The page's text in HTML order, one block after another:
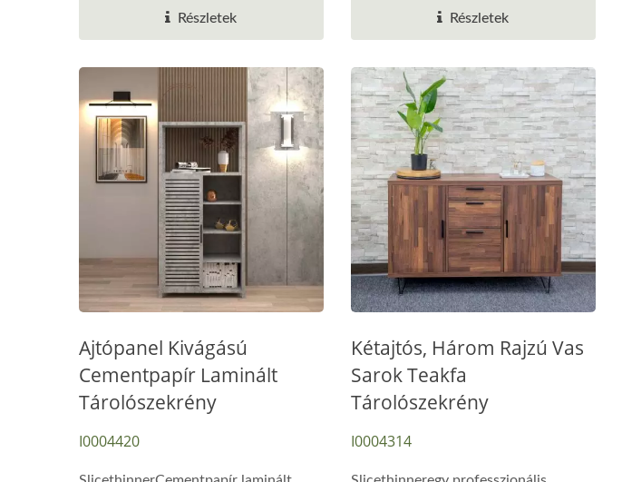
Részletek Részletek
Ajtópanel Kivágású
Cementpapír Laminált
Tárolószekrény
I0004420
Kétajtós, Három Rajzú Vas
Sarok Teakfa
Tárolószekrény
I0004314